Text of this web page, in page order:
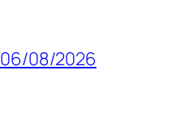
06/08/2026